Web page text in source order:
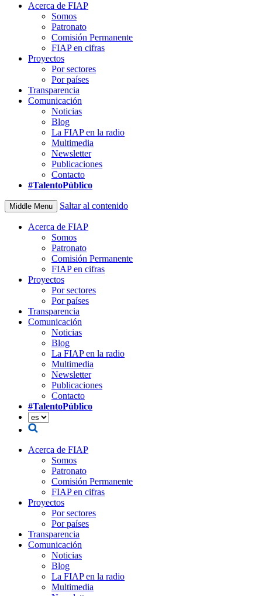
Acerca de FIAP
Somos
Patronato
Comisión Permanente
FIAP en cifras
Proyectos
Por sectores
Por países
Transparencia
Comunicación
Noticias
Blog
La FIAP en la radio
Multimedia
Newsletter
Publicaciones
Contacto
#TalentoPúblico
Middle Menu Saltar al contenido
Acerca de FIAP
Somos
Patronato
Comisión Permanente
FIAP en cifras
Proyectos
Por sectores
Por países
Transparencia
Comunicación
Noticias
Blog
La FIAP en la radio
Multimedia
Newsletter
Publicaciones
Contacto
#TalentoPúblico
Acerca de FIAP
Somos
Patronato
Comisión Permanente
FIAP en cifras
Proyectos
Por sectores
Por países
Transparencia
Comunicación
Noticias
Blog
La FIAP en la radio
Multimedia